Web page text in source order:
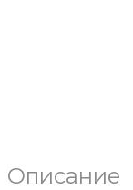
Описание